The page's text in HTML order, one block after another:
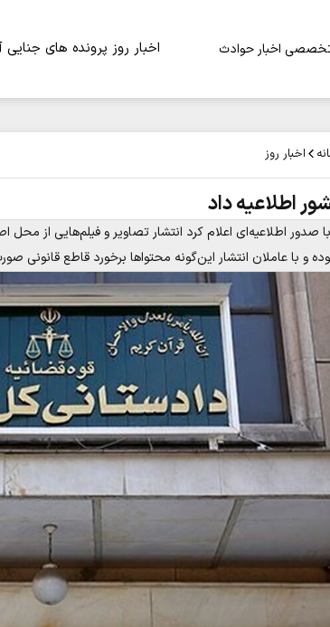
اخبار حوادث اخبار روز پرونده های جنایی
اخبار روز
اطلاعیه داد
صدور اطلاعیه‌ای اعلام کرد انتشار تصاویر و فیلم‌هایی از
و با عاملان انتشار این‌گونه محتواها برخورد قاطع قانونی